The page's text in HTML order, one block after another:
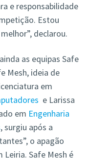
e responsabilidade
Estou
declarou.
as equipas Safe
Mesh, ideia de
em
e Larissa
em Engenharia
, surgiu após a
o apagão
Safe Mesh é